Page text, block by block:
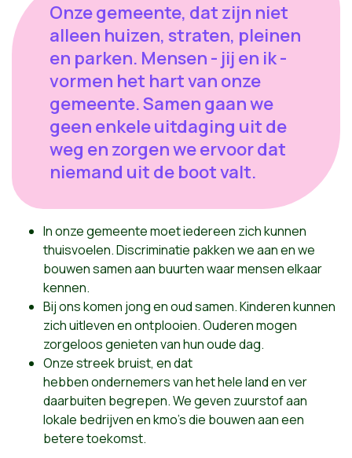
Onze gemeente, dat zijn niet
alleen huizen, straten, pleinen
en parken. Mensen - jij en ik -
vormen het hart van onze
gemeente. Samen gaan we
geen enkele uitdaging uit de
weg en zorgen we ervoor dat
niemand uit de boot valt.
In onze gemeente moet iedereen zich kunnen
thuisvoelen. Discriminatie pakken we aan en we
bouwen samen aan buurten waarmensen elkaar
kennen.
Bij ons komen jong en oud samen. Kinderen kunnen
zich uitleven en ontplooien. Ouderen mogen
zorgeloos genieten van hun oude dag.
Onzestreekbruist, en dat
hebbenondernemersvan het hele land en ver
daarbuiten begrepen. We geven zuurstof aan
lokale bedrijven en kmo's die bouwen aan een
betere toekomst.